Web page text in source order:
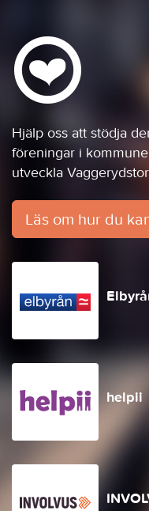
Hjälp oss att stödja
föreningar i
utveckla
Läs om hur du
helpii